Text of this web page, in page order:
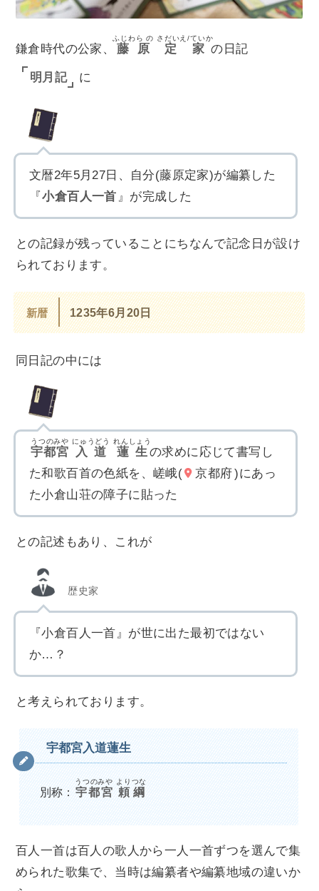
鎌倉時代の公家、 藤原
ふじわら の
定家
さだいえ/ていか
の日記
明月記 に
文暦2年5月27日、自分(藤原定家)が編纂した
『 小倉百人一首 』が完成した
との記録が残っていることにちなんで記念日が設け
られております。
新暦 1235年6月20日
同日記の中には
宇都宮
うつのみや
入道
にゅうどう
蓮生
れんしょう
の求めに応じて書写し
た和歌百首の色紙を、嵯峨(
京都府)にあっ
た小倉山荘の障子に貼った
との記述もあり、これが
歴史家
『小倉百人一首』が世に出た最初ではない
か…？
と考えられております。
宇都宮入道蓮生
別称： 宇都宮
うつのみや
頼綱
よりつな
百人一首は百人の歌人から一人一首ずつを選んで集
められた歌集で、当時は編纂者や編纂地域の違いか